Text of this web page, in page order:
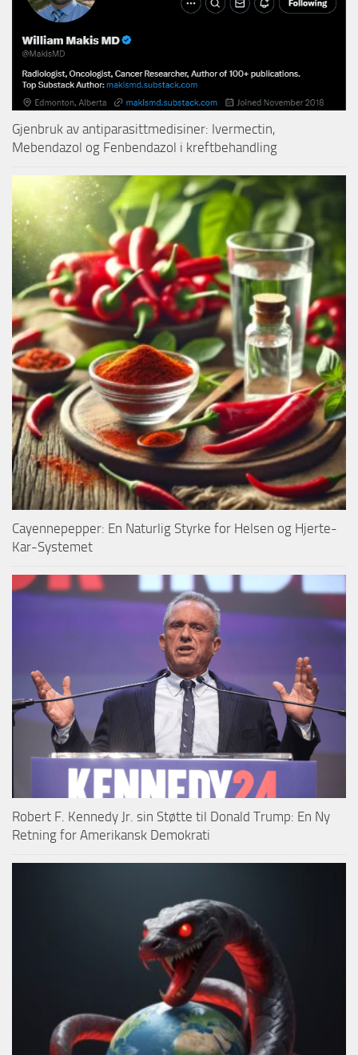
Gjenbruk av antiparasittmedisiner: Ivermectin,
Mebendazol og Fenbendazol i kreftbehandling
Cayennepepper: En Naturlig Styrke for Helsen og Hjerte-
Kar-Systemet
Robert F. Kennedy Jr. sin Støtte til Donald Trump: En Ny
Retning for Amerikansk Demokrati